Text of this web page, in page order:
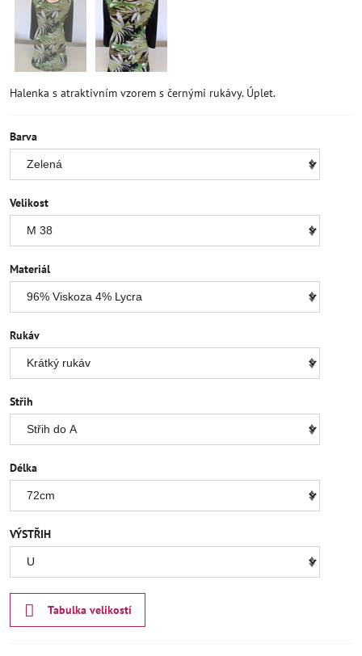
Halenka s atraktivním vzorem s černými rukávy. Úplet.
Barva
Velikost
Materiál
Rukáv
Střih
Délka
VÝSTŘIH
Tabulka velikostí